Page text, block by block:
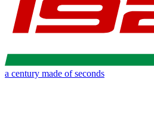
a century made of seconds